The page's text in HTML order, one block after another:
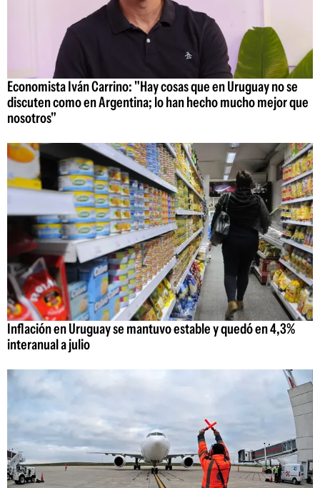
Economista Iván Carrino: "Hay cosas que en Uruguay no se
discuten como en Argentina; lo han hecho mucho mejor que
nosotros"
Inflación en Uruguay se mantuvo estable y quedó en 4,3%
interanual a julio